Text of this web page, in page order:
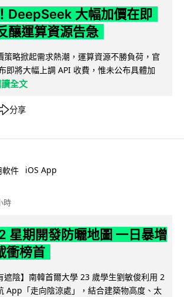
DeepSeek 大幅加價在即
釀運算資源告急
策略掀起需求熱潮，運算資源不勝負荷，官
即將大幅上調 API 收費，惟未公布具體加
全文
分享
軟件 iOS App
時
星期開發防曬地圖 一日暴增
衝榜首
遮陰】南韓首爾大學 23 歲學生劉敏俊利用 2
App「走向陰涼處」，結合建築物高度、太